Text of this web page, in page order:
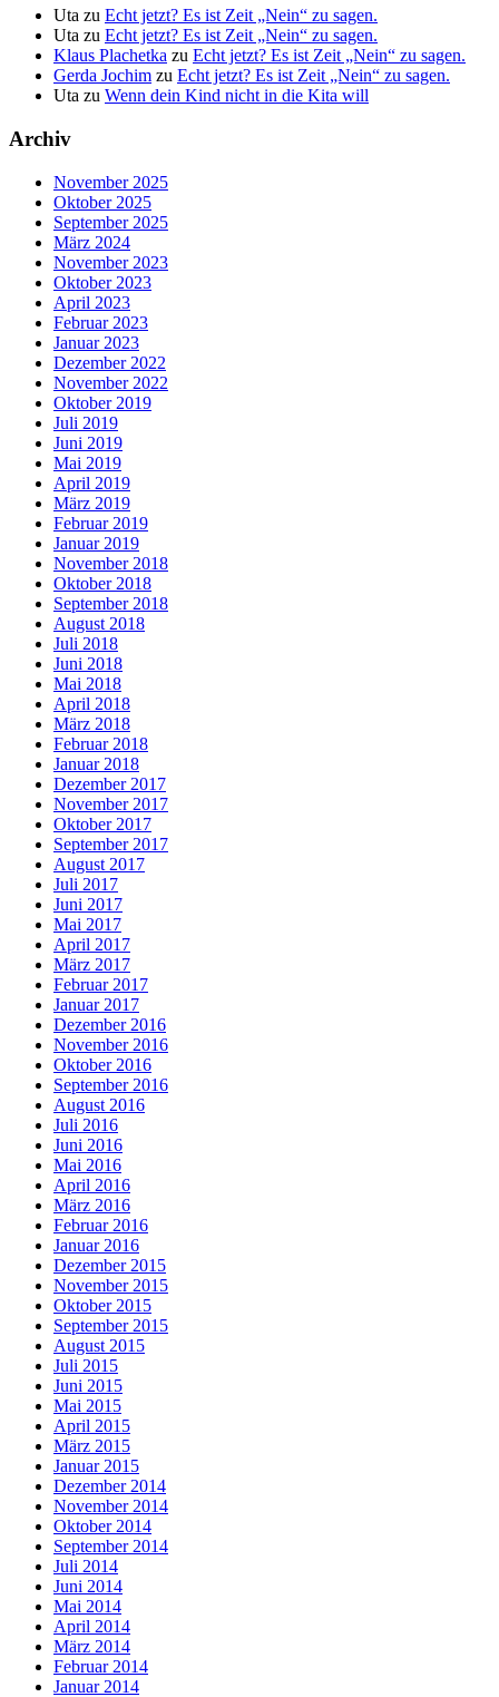
Uta zu Echt jetzt? Es ist Zeit „Nein“ zu sagen.
Uta zu Echt jetzt? Es ist Zeit „Nein“ zu sagen.
Klaus Plachetka zu Echt jetzt? Es ist Zeit „Nein“ zu sagen.
Gerda Jochim zu Echt jetzt? Es ist Zeit „Nein“ zu sagen.
Uta zu Wenn dein Kind nicht in die Kita will
Archiv
November 2025
Oktober 2025
September 2025
März 2024
November 2023
Oktober 2023
April 2023
Februar 2023
Januar 2023
Dezember 2022
November 2022
Oktober 2019
Juli 2019
Juni 2019
Mai 2019
April 2019
März 2019
Februar 2019
Januar 2019
November 2018
Oktober 2018
September 2018
August 2018
Juli 2018
Juni 2018
Mai 2018
April 2018
März 2018
Februar 2018
Januar 2018
Dezember 2017
November 2017
Oktober 2017
September 2017
August 2017
Juli 2017
Juni 2017
Mai 2017
April 2017
März 2017
Februar 2017
Januar 2017
Dezember 2016
November 2016
Oktober 2016
September 2016
August 2016
Juli 2016
Juni 2016
Mai 2016
April 2016
März 2016
Februar 2016
Januar 2016
Dezember 2015
November 2015
Oktober 2015
September 2015
August 2015
Juli 2015
Juni 2015
Mai 2015
April 2015
März 2015
Januar 2015
Dezember 2014
November 2014
Oktober 2014
September 2014
Juli 2014
Juni 2014
Mai 2014
April 2014
März 2014
Februar 2014
Januar 2014